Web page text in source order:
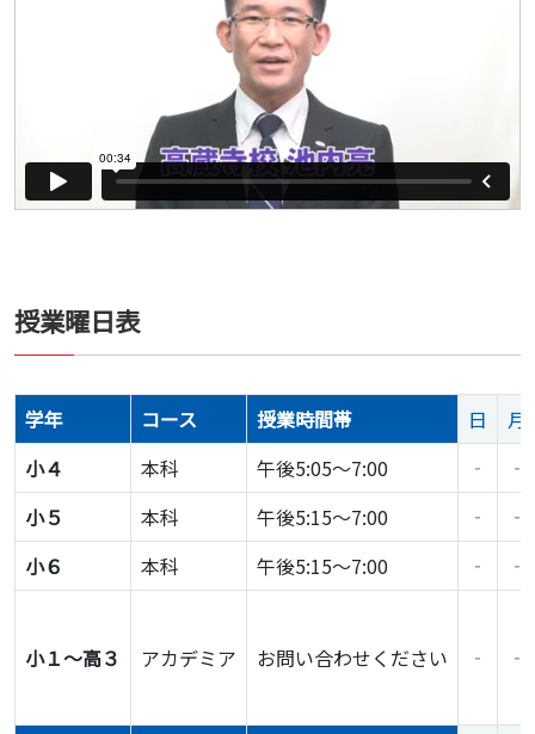
授業曜日表
学年 コース 授業時間帯 日
月
小４
本科 午後5:05～7:00 ‐
‐
小５
本科 午後5:15～7:00 ‐
‐
小６
本科 午後5:15～7:00 ‐ ‐
小１～高３ アカデミア お問い合わせください ‐ ‐